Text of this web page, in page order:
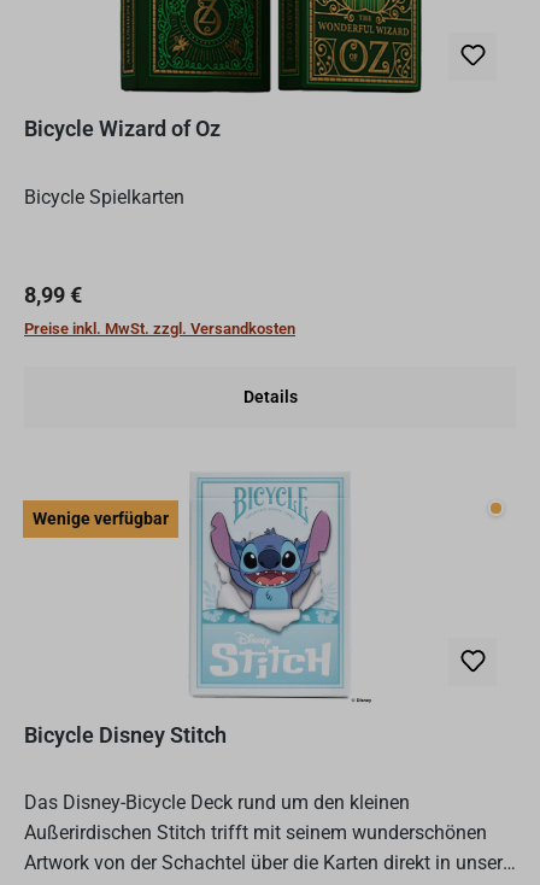
Bicycle Wizard of Oz
Bicycle Spielkarten
Regulärer Preis:
8,99 €
Preise inkl. MwSt. zzgl. Versandkosten
Details
Wenige verfügbar
Bicycle Disney Stitch
Das Disney-Bicycle Deck rund um den kleinen
Außerirdischen Stitch trifft mit seinem wunderschönen
Artwork von der Schachtel über die Karten direkt in unsere